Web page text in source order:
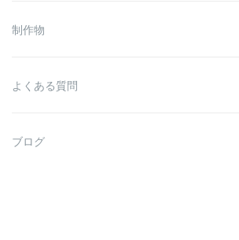
制作物
よくある質問
ブログ